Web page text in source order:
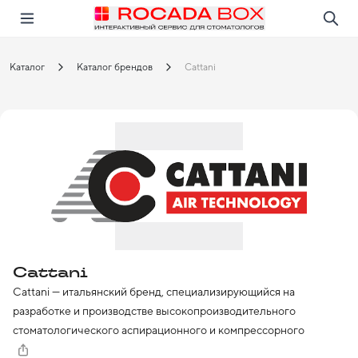
Открыть в приложении!
Каталог Каталог брендов Cattani
Cattani
Cattani — итальянский бренд, специализирующийся на
разработке и производстве высокопроизводительного
стоматологического аспирационного и компрессорного
оборудования. В основе специализированного каталога